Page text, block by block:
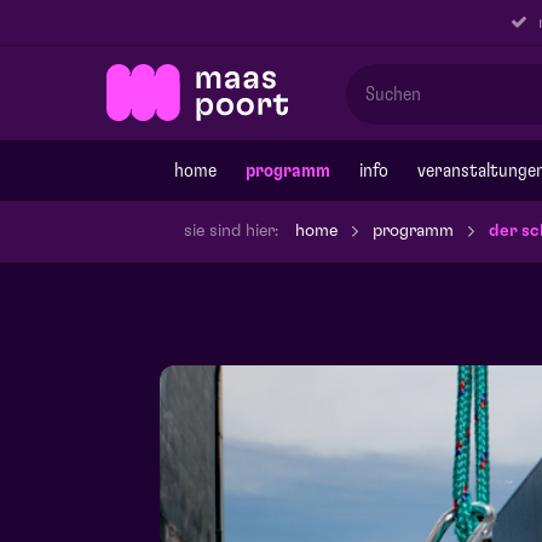
home programm info
sie sind hier: home programm der